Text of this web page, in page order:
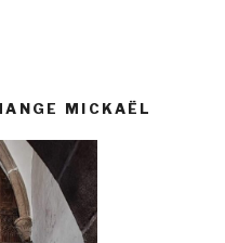
MICKAËL